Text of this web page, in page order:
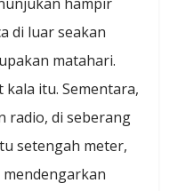
di luar seakan
matahari.
itu. Sementara,
radio, di seberang
setengah meter,